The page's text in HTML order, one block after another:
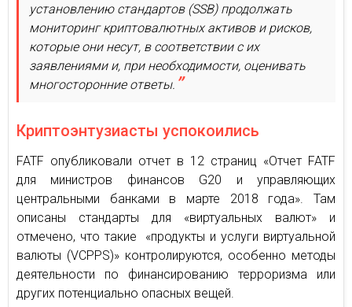
установлению стандартов (SSB) продолжать
мониторинг криптовалютных активов и рисков,
которые они несут, в соответствии с их
заявлениями и, при необходимости, оценивать
многосторонние ответы.
Криптоэнтузиасты успокоились
FATF опубликовали отчет в 12 страниц «Отчет FATF
для министров финансов G20 и управляющих
центральными банками в марте 2018 года». Там
описаны стандарты для «виртуальных валют» и
отмечено, что такие «продукты и услуги виртуальной
валюты (VCPPS)» контролируются, особенно методы
деятельности по финансированию терроризма или
других потенциально опасных вещей.